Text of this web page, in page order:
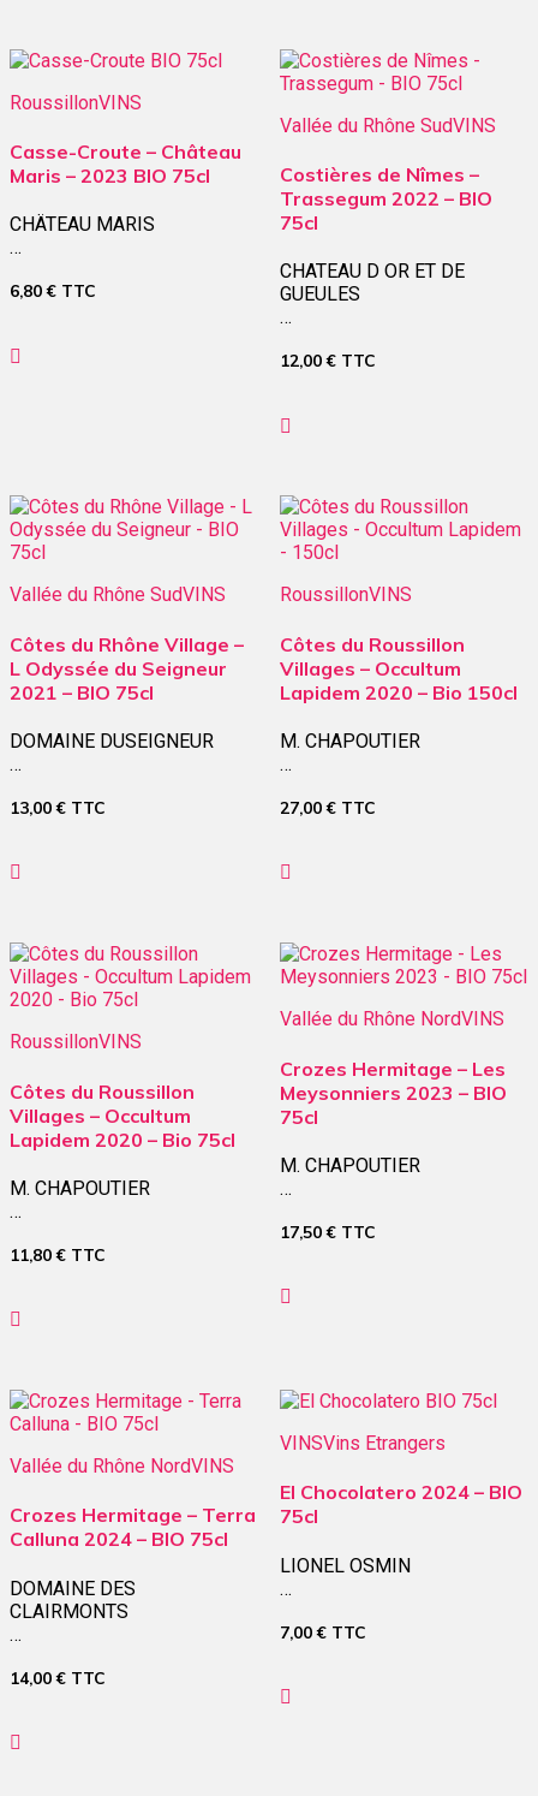
RoussillonVINS
Casse-Croute – Château
Maris – 2023 BIO 75cl
CHÄTEAU MARIS
…
6,80€ TTC
Vallée du Rhône SudVINS
Costières de Nîmes –
Trassegum 2022 – BIO
75cl
CHATEAU D OR ET DE
GUEULES
…
12,00€TTC
Vallée du Rhône SudVINS
Côtes du Rhône Village –
L Odyssée du Seigneur
2021 – BIO 75cl
DOMAINE DUSEIGNEUR
…
13,00€ TTC
RoussillonVINS
Côtes du Roussillon
Villages – Occultum
Lapidem 2020 – Bio 150cl
M. CHAPOUTIER
…
27,00€TTC
RoussillonVINS
Côtes du Roussillon
Villages – Occultum
Lapidem 2020 – Bio 75cl
M. CHAPOUTIER
…
11,80€ TTC
Vallée du Rhône NordVINS
Crozes Hermitage – Les
Meysonniers 2023 – BIO
75cl
M. CHAPOUTIER
…
17,50€TTC
Vallée du Rhône NordVINS
Crozes Hermitage – Terra
Calluna 2024 – BIO 75cl
DOMAINE DES
CLAIRMONTS
…
14,00€ TTC
VINSVins Etrangers
El Chocolatero 2024 – BIO
75cl
LIONEL OSMIN
…
7,00€TTC